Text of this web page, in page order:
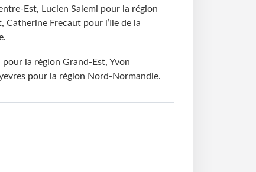
Est, Lucien Salemi pour la région
Frecaut pour l’Ile de la
la région Grand-Est, Yvon
pour la région Nord-Normandie.